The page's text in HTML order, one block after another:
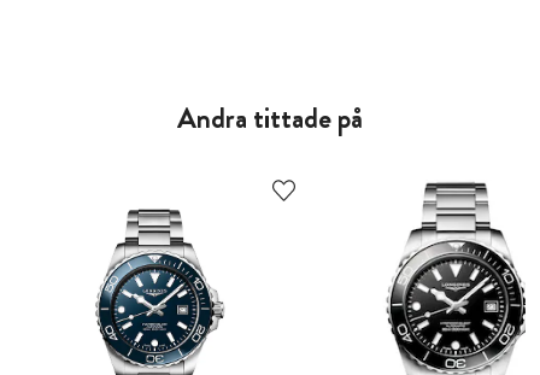
Andra tittade på